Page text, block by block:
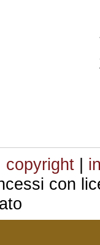
copyright |
con